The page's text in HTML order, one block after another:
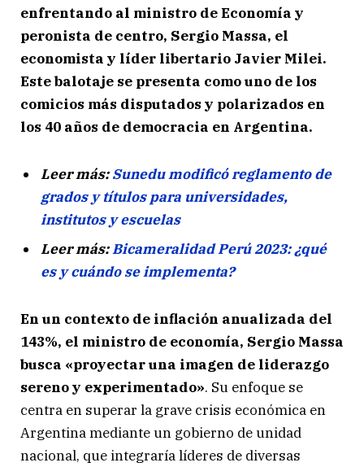
enfrentando al ministro de Economía y
peronista de centro, Sergio Massa, el
economista y líder libertario Javier Milei.
Este balotaje se presenta como uno de los
comicios más disputados y polarizados en
los 40 años de democracia en Argentina.
Leer más:Sunedu modificó reglamento de
grados y títulos para universidades,
institutos y escuelas
Leer más:Bicameralidad Perú 2023: ¿qué
es y cuándo se implementa?
En un contexto de inflación anualizada del
143%, el ministro de economía, Sergio Massa
busca «proyectar una imagen de liderazgo
sereno y experimentado». Su enfoque se
centra en superar la grave crisis económica en
Argentina mediante un gobierno de unidad
nacional, que integraría líderes de diversas